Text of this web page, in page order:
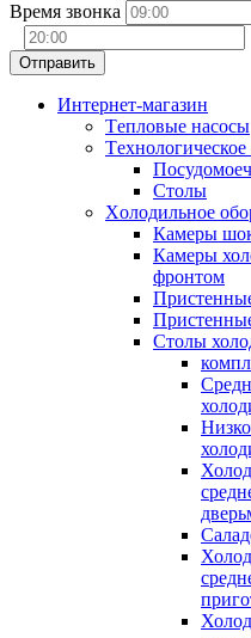
Время звонка
Интернет-магазин
Tепловые насосы
Столы
Xолодильное
Камеры
Камеры
фронтом
Столы